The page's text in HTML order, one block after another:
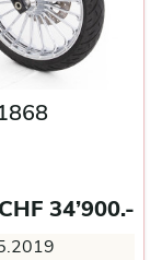
CHF 34’900.-